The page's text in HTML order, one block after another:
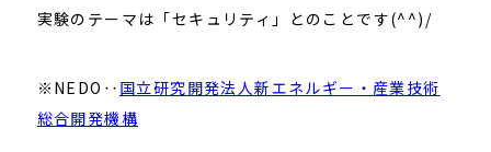
実験のテーマは「セキュリティ」とのことです(^^)/
※NEDO‥ 国立研究開発法人新エネルギー・産業技術
総合開発機構